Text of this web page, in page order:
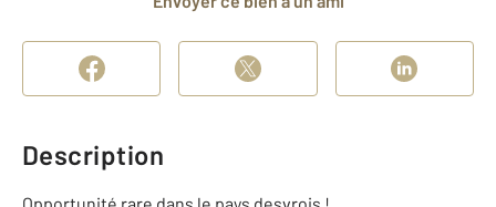
Description